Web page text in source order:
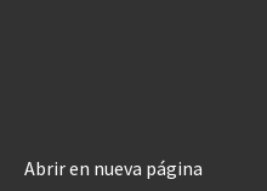
Abrir en nueva página